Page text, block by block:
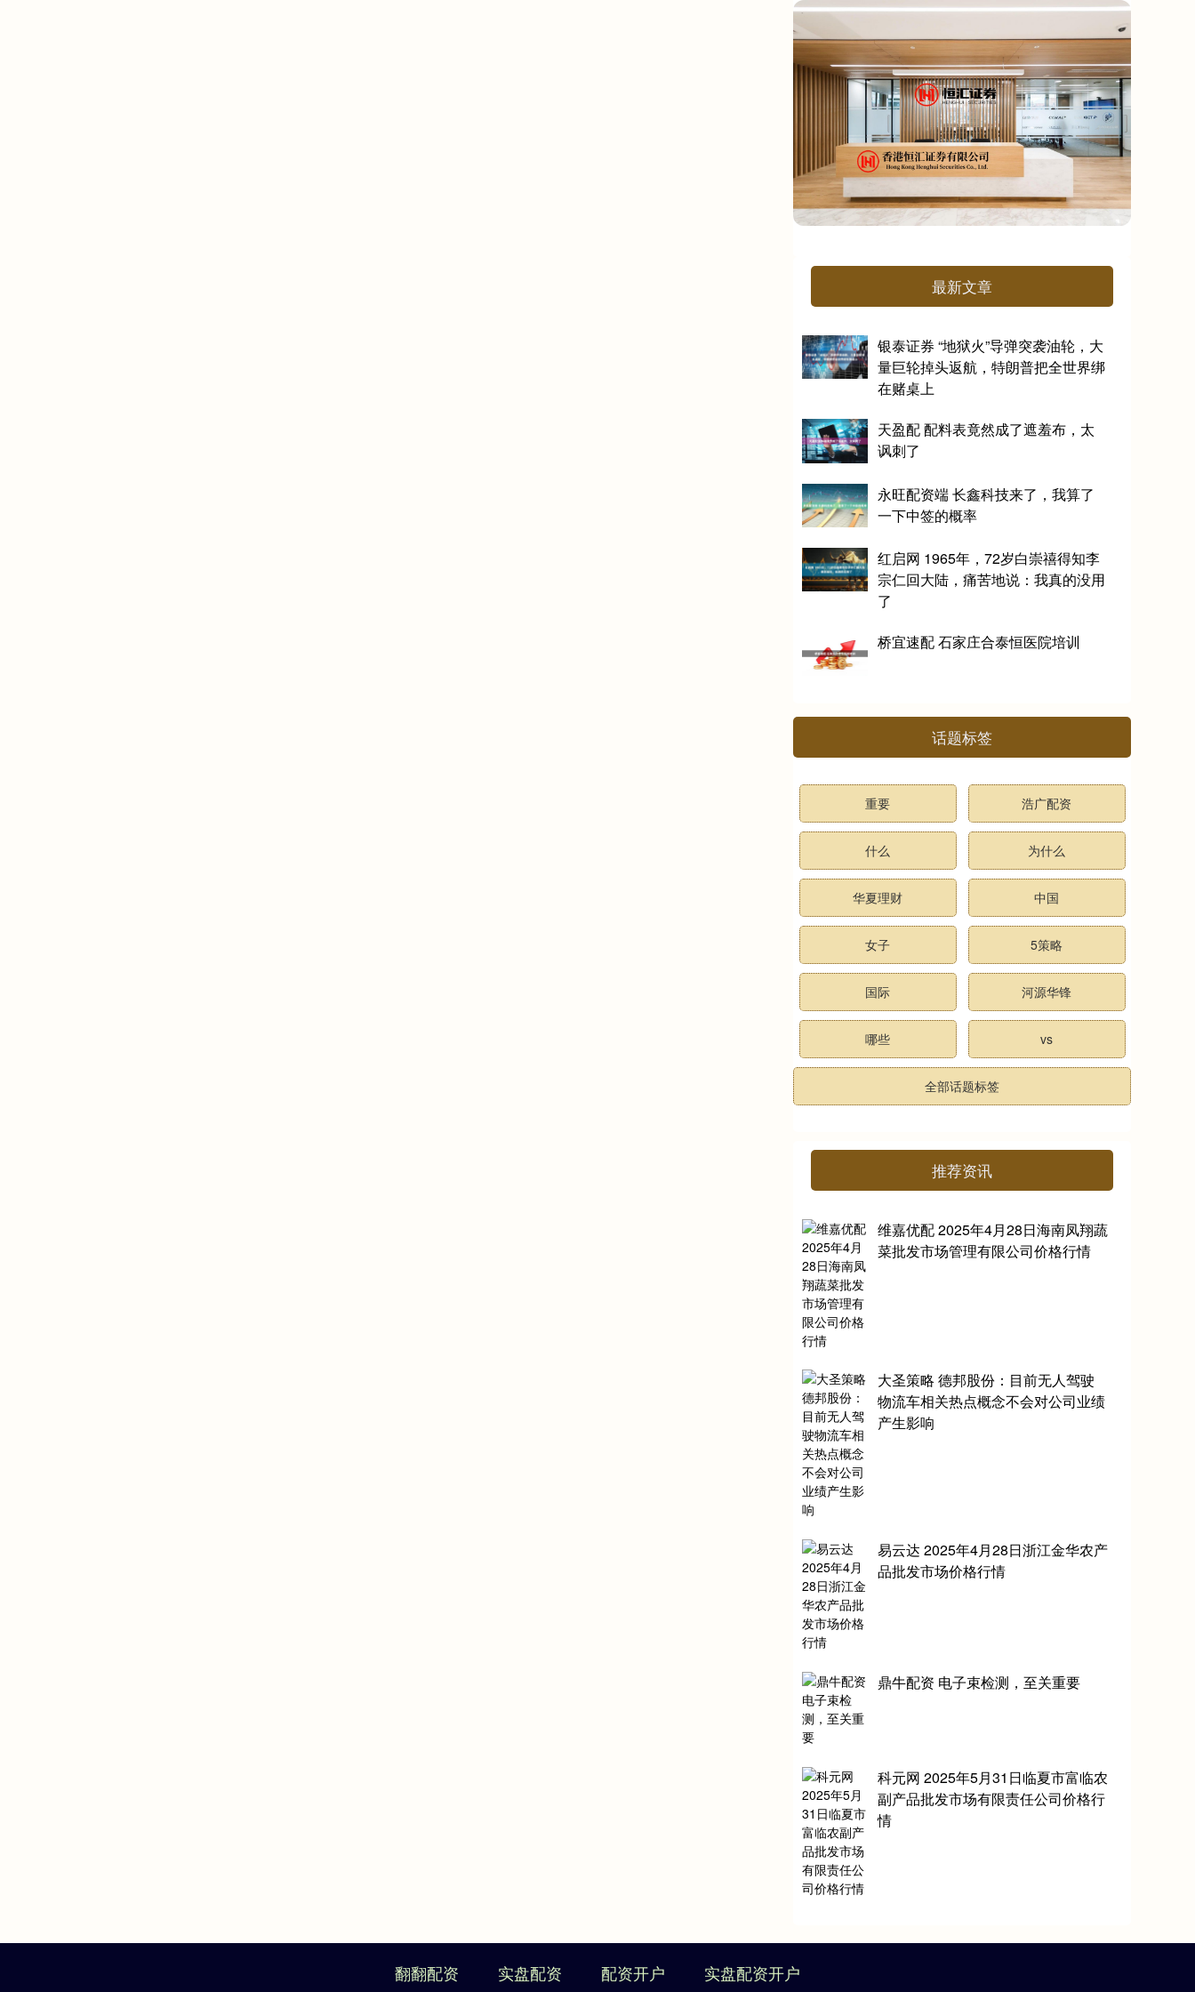
最新文章
银泰证券 “地狱火”导弹突袭油轮，大
量巨轮掉头返航，特朗普把全世界绑
在赌桌上
天盈配 配料表竟然成了遮羞布，太
讽刺了
永旺配资端 长鑫科技来了，我算了
一下中签的概率
红启网 1965年，72岁白崇禧得知李
宗仁回大陆，痛苦地说：我真的没用
了
桥宜速配 石家庄合泰恒医院培训
话题标签
重要 浩广配资
什么 为什么
华夏理财 中国
女子 5策略
国际 河源华锋
哪些 vs
全部话题标签
推荐资讯
维嘉优配 2025年4月28日海南凤翔蔬
菜批发市场管理有限公司价格行情
大圣策略 德邦股份：目前无人驾驶
物流车相关热点概念不会对公司业绩
产生影响
易云达 2025年4月28日浙江金华农产
品批发市场价格行情
鼎牛配资 电子束检测，至关重要
科元网 2025年5月31日临夏市富临农
副产品批发市场有限责任公司价格行
情
翻翻配资 实盘配资 配资开户 实盘配资开户